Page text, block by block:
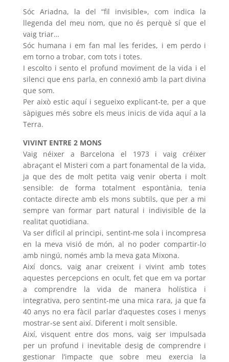
Sóc Ariadna, la del “fil invisible», com indica la
llegenda del meu nom, que no és perquè sí que el
vaig triar…
Sóc humana i em fan mal les ferides, i em perdo i
em torno a trobar, com tots i totes.
I escolto i sento el profund moviment de la vida i el
silenci que ens parla, en connexió amb la part divina
que som.
Per això estic aquí i segueixo explicant-te, per a que
sàpigues més sobre els meus inicis de vida aquí a la
Terra.
VIVINT ENTRE 2 MONS
Vaig néixer a Barcelona el 1973 i vaig créixer
abraçant el Misteri com a part fonamental de la vida,
ja que des de molt petita vaig venir oberta i molt
sensible: de forma totalment espontània, tenia
contacte directe amb els mons subtils, que per a mi
sempre van formar part natural i indivisible de la
realitat quotidiana.
Va ser difícil al principi, sentint-me sola i incompresa
en la meva visió de món, al no poder compartir-lo
amb ningú, només amb la meva gata Mixona.
Així doncs, vaig anar creixent i vivint amb totes
aquestes percepcions en ocult, fet que em va portar
a comprendre la vida de manera holística i
integrativa, pero sentint-me una mica rara, ja que fa
40 anys no era fàcil parlar d’aquestes coses i menys
mostrar-se sent així. Diferent i molt sensible.
Així, visquent entre dos mons, vaig ser impulsada
per un profund i inevitable desig de comprendre i
gestionar l’impacte que sobre meu exercia la